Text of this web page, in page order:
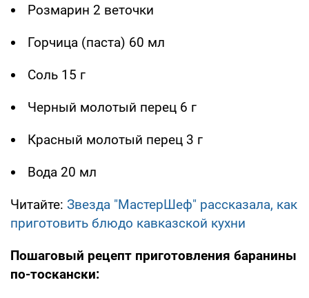
Розмарин 2 веточки
Горчица (паста) 60 мл
Соль 15 г
Черный молотый перец 6 г
Красный молотый перец 3 г
Вода 20 мл
Читайте: Звезда "МастерШеф" рассказала, как
приготовить блюдо кавказской кухни
Пошаговый рецепт приготовления баранины
по-тоскански: